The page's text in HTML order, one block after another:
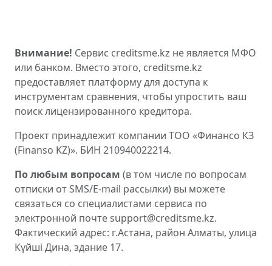
Внимание! Сервис creditsme.kz не является МФО
или банком. Вместо этого, creditsme.kz
предоставляет платформу для доступа к
инструментам сравнения, чтобы упростить ваш
поиск лицензированного кредитора.
Проект принадлежит компании ТОО «Финансо КЗ
(Finanso KZ)». БИН 210940022214.
По любым вопросам (в том числе по вопросам
отписки от SMS/E-mail рассылки) вы можете
связаться со специалистами сервиса по
электронной почте support@creditsme.kz.
Фактический адрес: г.Астана, район Алматы, улица
Күйші Дина, здание 17.